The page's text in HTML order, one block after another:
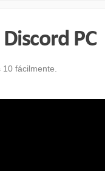
PC
fácilmente.